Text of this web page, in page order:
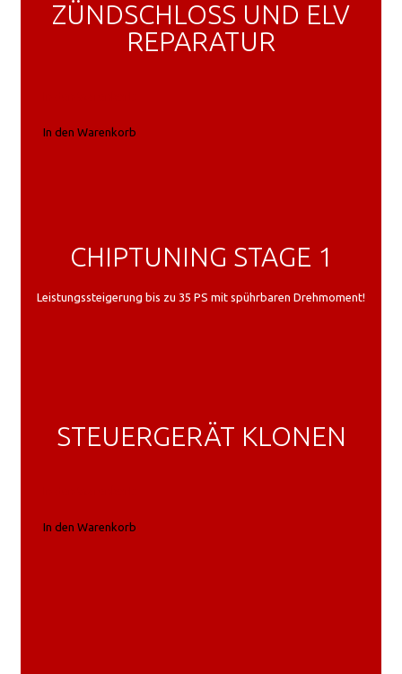
ZÜNDSCHLOSS UND ELV
REPARATUR
In den Warenkorb
STEUERGERÄT KLONEN
In den Warenkorb
CHIPTUNING STAGE 1
Leistungssteigerung bis zu 35 PS mit spührbaren Drehmoment!